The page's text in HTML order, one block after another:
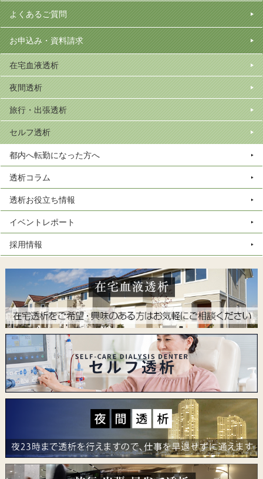
よくあるご質問
お申込み・資料請求
在宅血液透析
夜間透析
旅行・出張透析
セルフ透析
都内へ転勤になった方へ
透析コラム
透析お役立ち情報
イベントレポート
採用情報